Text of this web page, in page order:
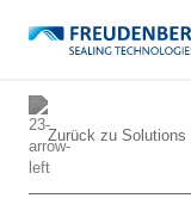
Zurück zu Solutions